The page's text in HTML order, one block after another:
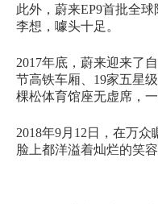
此外，蔚来EP9首批全
李想，噱头十足。
2017年底，蔚来迎来了
节高铁车厢、19家五星
棵松体育馆座无虚席，一
2018年9月12日，在万
脸上都洋溢着灿烂的笑